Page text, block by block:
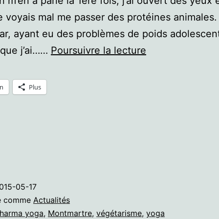
voyais mal me passer des protéines animales.
ayant eu des problèmes de poids
j’ai…… Poursuivre la lecture
Plus
05-17
comme Actualités
yoga, Montmartre, végétarisme, yoga